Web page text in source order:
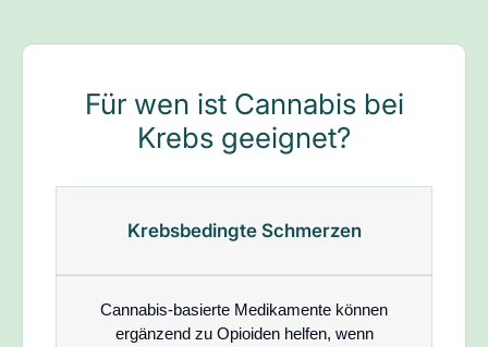
Für wen ist Cannabis bei
Krebs geeignet?
Krebsbedingte Schmerzen
Cannabis-basierte Medikamente können
ergänzend zu Opioidenhelfen, wenn